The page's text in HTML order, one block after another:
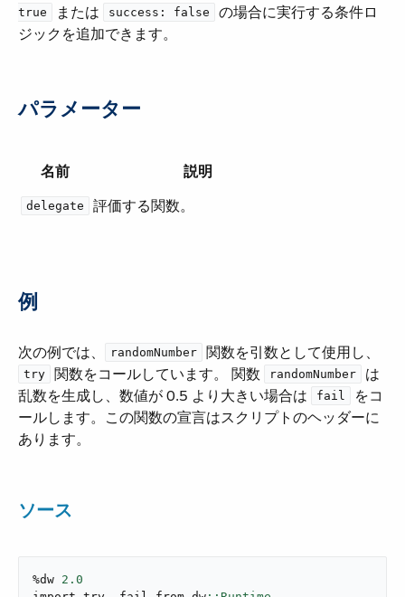
true ​ または ​ success: false
​ の場合に実行する条件ロ
ジックを追加できます。
パラメーター
名前 説明
delegate 評価する関数。
例
次の例では、​ randomNumber ​ 関数を引数として使用し、​
try ​ 関数をコールしています。 関数 ​ randomNumber
​ は
乱数を生成し、数値が 0.5 より大きい場合は ​
fail
​ をコ
ールします。この関数の宣言はスクリプトのヘッダーに
あります。
ソース
%dw 2.0